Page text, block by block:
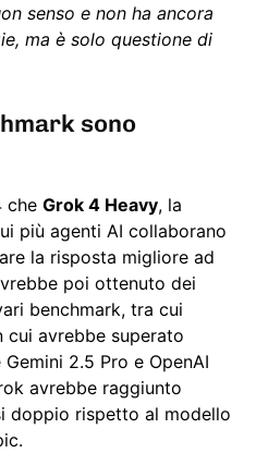
senso e non ha ancora
ma è solo questione di
sono
che Grok 4 Heavy, la
più agenti AI collaborano
la risposta migliore ad
poi ottenuto dei
benchmark, tra cui
cui avrebbe superato
2.5 Pro e OpenAI
avrebbe raggiunto
doppio rispetto al modello